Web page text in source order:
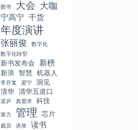
图书 大会 大咖
宁高宁 干货
年度演讲
张丽俊
数字化
数字化转型
新书发布会 新榜
新浪 智慧 机器人
李开复 梁宁
洞见
清华
清华五道口
湛庐 真需求 科技
算力 管理 芯片
裁员 讲座 读书